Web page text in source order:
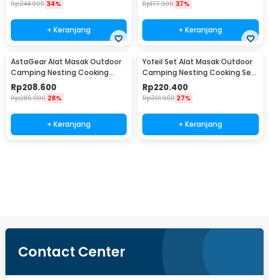
Rp244.900 34%
+ Keranjang
Rp177.900 37%
+ Keranjang
AstaGear Alat Masak Outdoor
Camping Nesting Cooking
Aluminium 7 in 1 - DS-308
Rp208.600
Rp285.900 28%
+ Keranjang
Yofeil Set Alat Masak Outdoor
Camping Nesting Cooking Set
Aluminium - DS-308
Rp220.400
Rp301.900 27%
+ Keranjang
Contact Center